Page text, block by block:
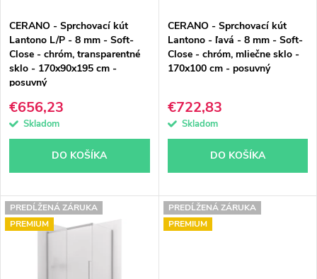
p
r
o
d
u
t
o
v
r
o
d
u
t
o
v
CERANO - Sprchovací kút
Lantono L/P - 8 mm - Soft-
Close - chróm, transparentné
sklo - 170x90x195 cm -
posuvný
€656,23
Skladom
DO KOŠÍKA
CERANO - Sprchovací kút
Lantono - ľavá - 8 mm - Soft-
Close - chróm, mliečne sklo -
170x100 cm - posuvný
€722,83
Skladom
DO KOŠÍKA
PREDĹŽENÁ ZÁRUKA
PREMIUM
PREDĹŽENÁ ZÁRUKA
PREMIUM